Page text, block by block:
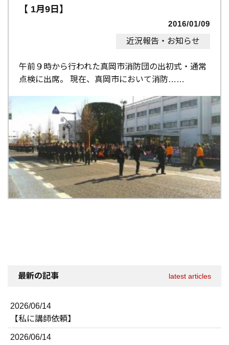
【 1月9日】
2016/01/09
近況報告・お知らせ
午前９時から行われた真岡市消防団の出初式・通常
点検に出席。 現在、真岡市において消防…
最新の記事 latest articles
2026/06/14
【私に講師依頼】
2026/06/14